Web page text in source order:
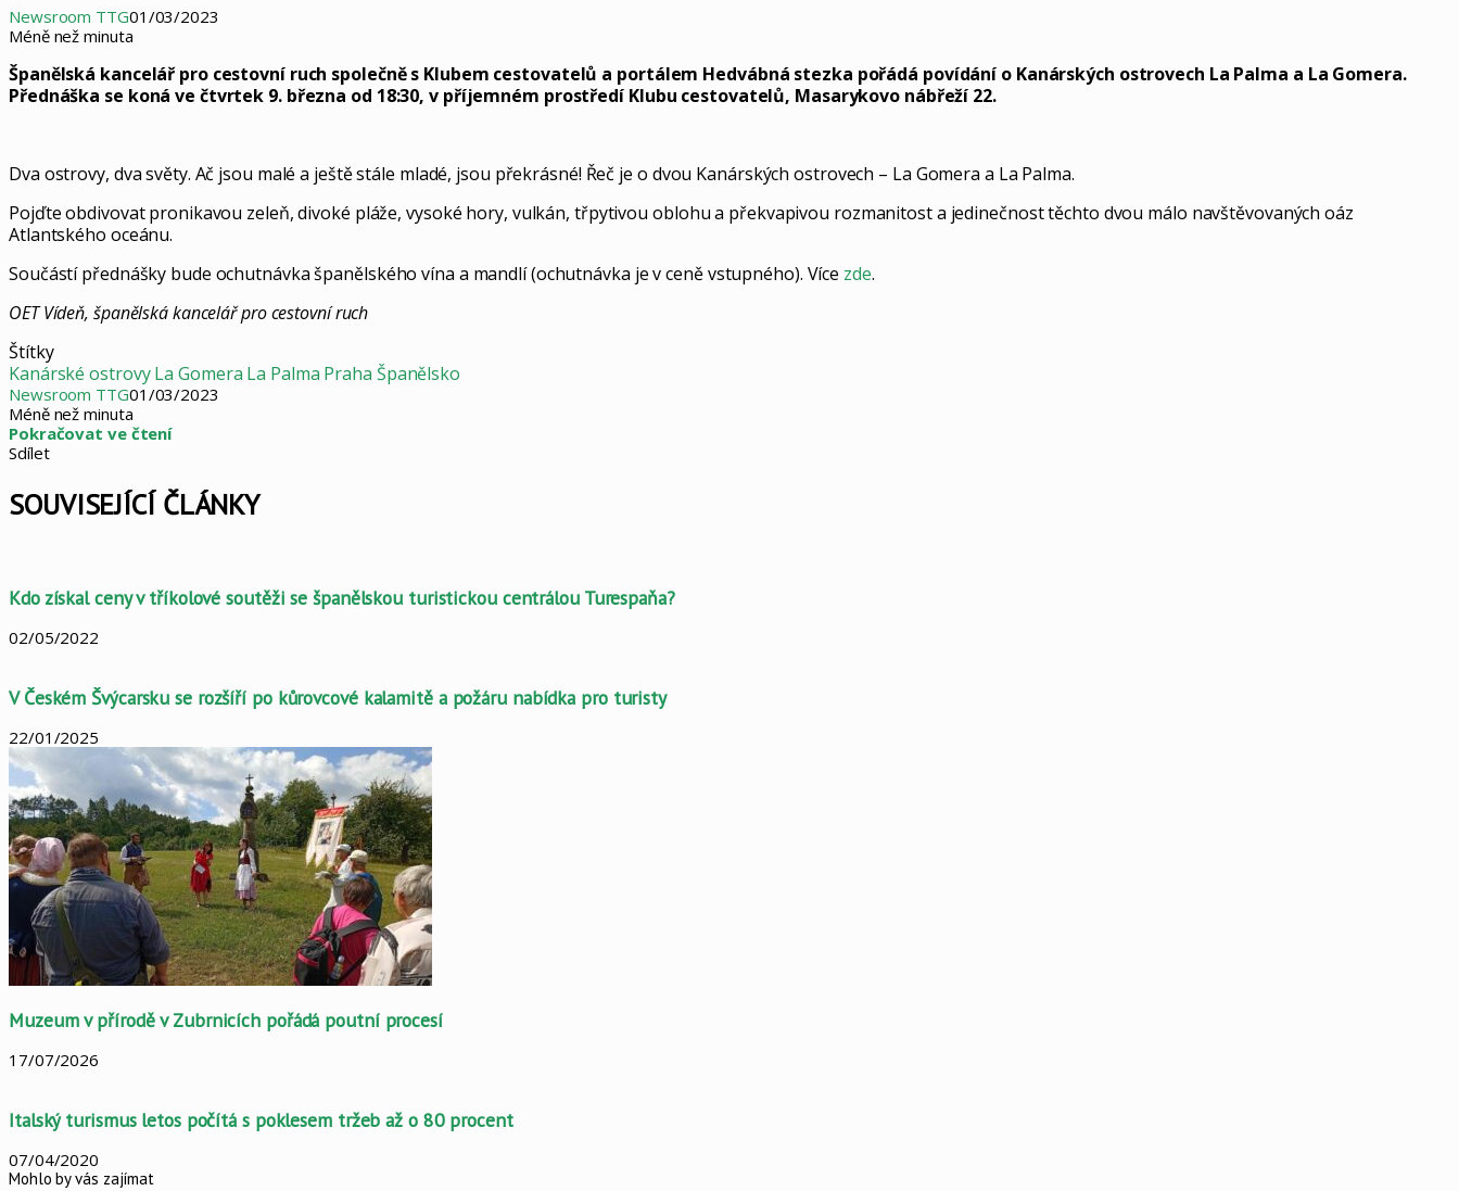
Newsroom TTG01/03/2023
Méně než minuta
Španělská kancelář pro cestovní ruch společně s Klubem cestovatelů a portálem Hedvábná stezka pořádá povídání o Kanárských ostrovech La Palma a La Gomera.
Přednáška se koná ve čtvrtek 9. března od 18:30, v příjemném prostředí Klubu cestovatelů, Masarykovo nábřeží 22.
Dva ostrovy, dva světy. Ač jsou malé a ještě stále mladé, jsou překrásné! Řeč je o dvou Kanárských ostrovech – La Gomera a La Palma.
Pojďte obdivovat pronikavou zeleň, divoké pláže, vysoké hory, vulkán, třpytivou oblohu a překvapivou rozmanitost a jedinečnost těchto dvou málo navštěvovaných oáz
Atlantského oceánu.
Součástí přednášky bude ochutnávka španělského vína a mandlí (ochutnávka je v ceně vstupného). Více zde.
OET Vídeň, španělská kancelář pro cestovní ruch
Štítky
Kanárské ostrovy La Gomera La Palma Praha Španělsko
Newsroom TTG01/03/2023
Méně než minuta
Pokračovat ve čtení
Sdílet
mailem
SOUVISEJÍCÍ ČLÁNKY
Kdo získal ceny v tříkolové soutěži se španělskou turistickou centrálou Turespaňa?
02/05/2022
V Českém Švýcarsku se rozšíří po kůrovcové kalamitě a požáru nabídka pro turisty
22/01/2025
Muzeum v přírodě v Zubrnicích pořádá poutní procesí
17/07/2026
Italský turismus letos počítá s poklesem tržeb až o 80 procent
07/04/2020
Mohlo by vás zajímat